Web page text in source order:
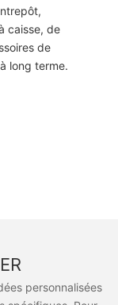
caisse, de
de
long terme.
personnalisées